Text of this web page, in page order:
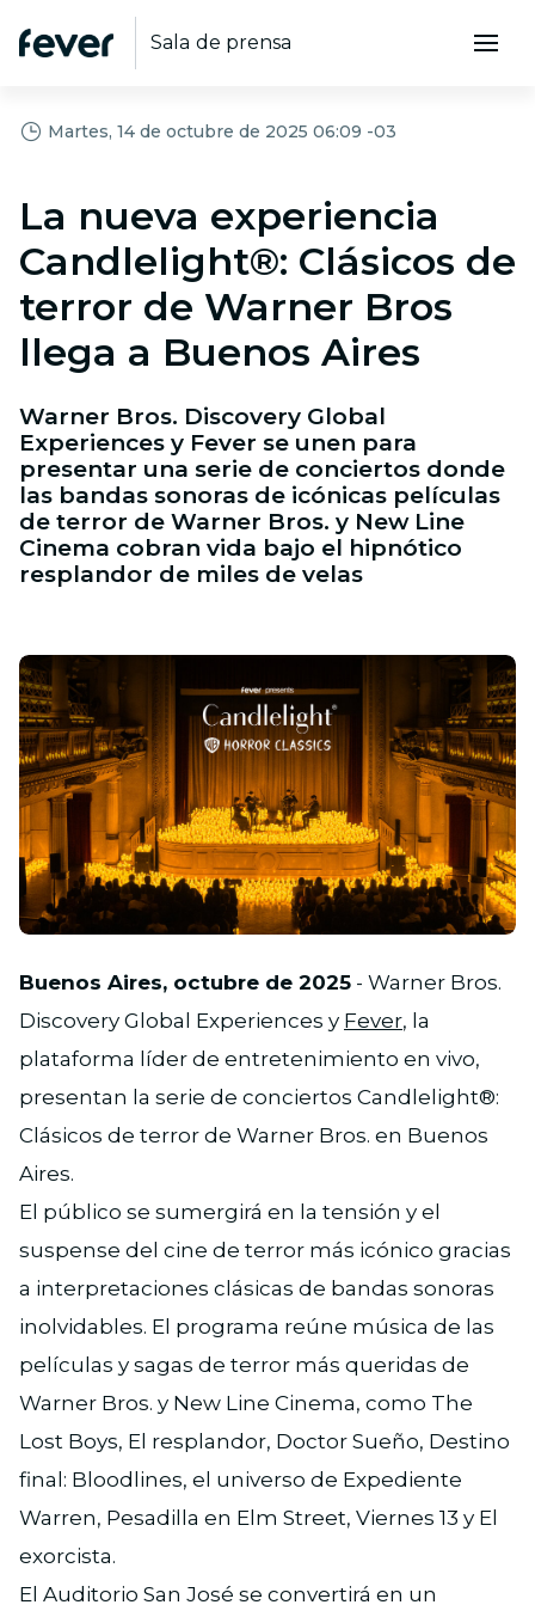
Sala de prensa
Martes, 14 de octubre de 2025 06:09 -03
La nueva experiencia
Candlelight®: Clásicos de
terror de Warner Bros
llega a Buenos Aires
Warner Bros. Discovery Global
Experiences y Fever se unen para
presentar una serie de conciertos donde
las bandas sonoras de icónicas películas
de terror de Warner Bros. y New Line
Cinema cobran vida bajo el hipnótico
resplandor de miles de velas
JPG
Buenos Aires, octubre de 2025 - Warner Bros.
Discovery Global Experiences y Fever, la
plataforma líder de entretenimiento en vivo,
presentan la serie de conciertos Candlelight®:
Clásicos de terror de Warner Bros. en Buenos
Aires.
El público se sumergirá en la tensión y el
suspense del cine de terror más icónico gracias
a interpretaciones clásicas de bandas sonoras
inolvidables. El programa reúne música de las
películas y sagas de terror más queridas de
Warner Bros. y New Line Cinema, como The
Lost Boys, El resplandor, Doctor Sueño, Destino
final: Bloodlines, el universo de Expediente
Warren, Pesadilla en Elm Street, Viernes 13 y El
exorcista.
El Auditorio San José se convertirá en un